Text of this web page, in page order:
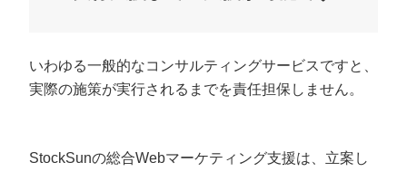
いわゆる一般的なコンサルティングサービスですと、
実際の施策が実行されるまでを責任担保しません。
StockSunの総合Webマーケティング支援は、立案し